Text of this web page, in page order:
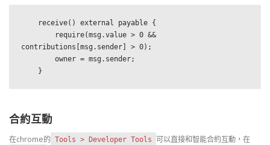
contributions[msg.sender] > 0);
    }
合約互動
在chrome的 Tools > Developer Tools 可以直接和智能合約互動，在